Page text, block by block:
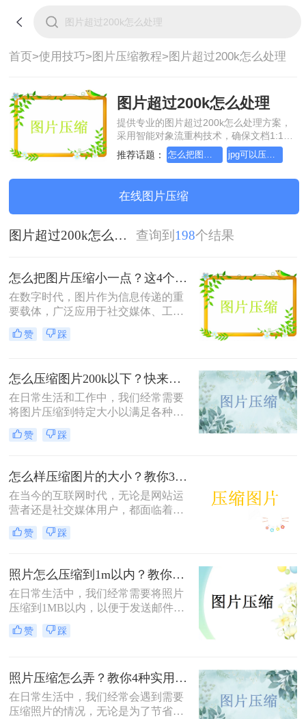
首页>使用技巧>图片压缩教程>图片超过200k怎么处理
图片超过200k怎么处理
提供专业的图片超过200k怎么处理方案，
采用智能对象流重构技术，确保文档1:1高
保真还原且排版不乱码。支持一键批量处
理，全链路 SSL 加密保障隐私安全。助您
装，高效办公。
推荐话题： 怎么把图片压缩小一点 jpg可以压缩小一点吗
在线图片压缩
图片超过200k怎么处理 查询到 198个结果
怎么把图片压缩小一点？这4个方法都可以！赶紧试试！
在数字时代，图片作为信息传递的重
要载体，广泛应用于社交媒体、工作
文档、在线购物等多个领域。然而，
高清图片往往伴随着庞大的文件体
率。无论是制作PPT、上传电商商品
图，还是发送邮件附件，压缩图片已
成为一项必备技能。那么怎么把图片
压缩小一点呢？本文从压缩效果、操
作难度、处理速度、隐私安全四个维
实际需求快速做出选择。
赞 踩
怎么压缩图片200k以下？快来试试这4种压缩方法!！
在日常生活和工作中，我们经常需要
将图片压缩到特定大小以满足各种需
求，比如上传至社交媒体、发送电子
邮件或存储到移动设备中。那么怎么
种将图片压缩到200K以下的实用方
法。
赞 踩
怎么样压缩图片的大小？教你3种实用方法！
在当今的互联网时代，无论是网站运
营者还是社交媒体用户，都面临着一
个共同的问题——怎么样压缩图片的
大小。较大的图片文件不仅会占用更
间延长，影响用户体验。本文将介绍
三种压缩图片大小的方法。
赞 踩
照片怎么压缩到1m以内？教你三招压缩照片！
在日常生活中，我们经常需要将照片
压缩到1MB以内，以便于发送邮件、
上传到社交媒体或满足特定平台的要
求。那么照片怎么压缩到1m以内呢？
赞 踩
照片压缩怎么弄？教你4种实用方法！
在日常生活中，我们经常会遇到需要
压缩照片的情况，无论是为了节省存